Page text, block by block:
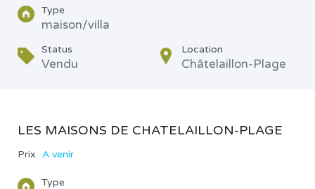
Type
maison/villa
Status
Vendu
Location
Châtelaillon-Plage
LES MAISONS DE CHATELAILLON-PLAGE
Prix A venir
Type